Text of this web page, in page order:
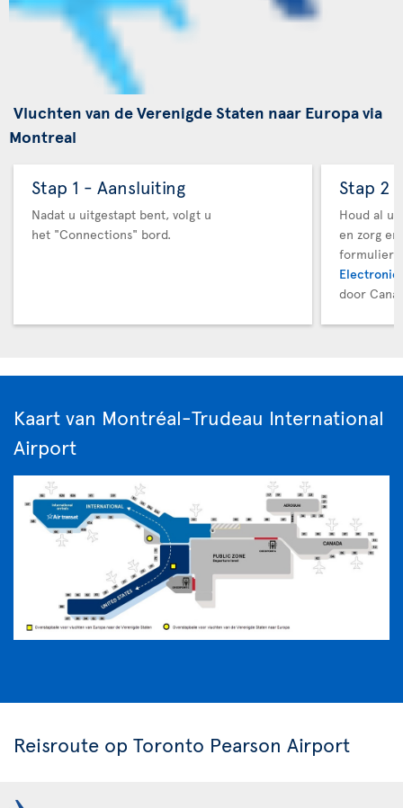
Vluchten van de Verenigde Staten naar Europa via
Montreal
Stap 1 - Aansluiting
Nadat u uitgestapt bent, volgt u
het "Connections" bord.
Stap 2
Houd al
en zorg
Electronic
door
Kaart van Montréal-Trudeau International
Airport
Reisroute op Toronto Pearson Airport